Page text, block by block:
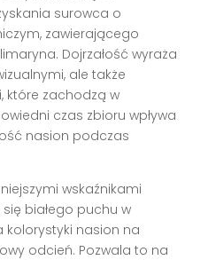
surowca o
zawierającego
Dojrzałość wyraża
ale także
które zachodzą w
czas zbioru wpływa
nasion podczas
wskaźnikami
białego puchu w
kolorystyki nasion na
odcień. Pozwala to na